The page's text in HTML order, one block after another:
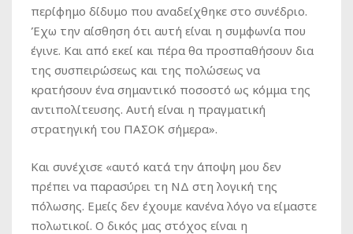
περίφημο δίδυμο που αναδείχθηκε στο συνέδριο.
Έχω την αίσθηση ότι αυτή είναι η συμφωνία που
έγινε. Και από εκεί και πέρα θα προσπαθήσουν δια
της συσπειρώσεως και της πολώσεως να
κρατήσουν ένα σημαντικό ποσοστό ως κόμμα της
αντιπολίτευσης. Αυτή είναι η πραγματική
στρατηγική του ΠΑΣΟΚ σήμερα».
Και συνέχισε «αυτό κατά την άποψη μου δεν
πρέπει να παρασύρει τη ΝΔ στη λογική της
πόλωσης. Εμείς δεν έχουμε κανένα λόγο να είμαστε
πολωτικοί. Ο δικός μας στόχος είναι η